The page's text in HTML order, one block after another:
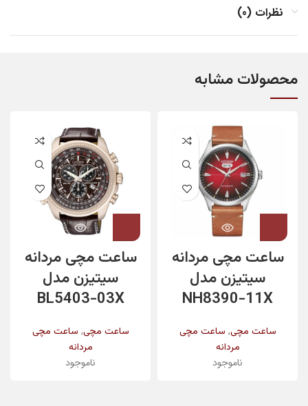
نظرات (0)
محصولات مشابه
ساعت مچی مردانه
سیتیزن مدل
NH8390-11X
ساعت مچی, ساعت مچی
مردانه
ناموجود
ساعت مچی مردانه
سیتیزن مدل
BL5403-03X
ساعت مچی, ساعت مچی
مردانه
ناموجود